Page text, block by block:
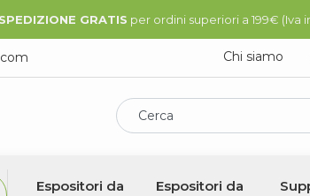
SPEDIZIONE GRATIS per ordini superiori a 199€ (Iva
Chi siamo
Cerca
Espositori da
Espositori da